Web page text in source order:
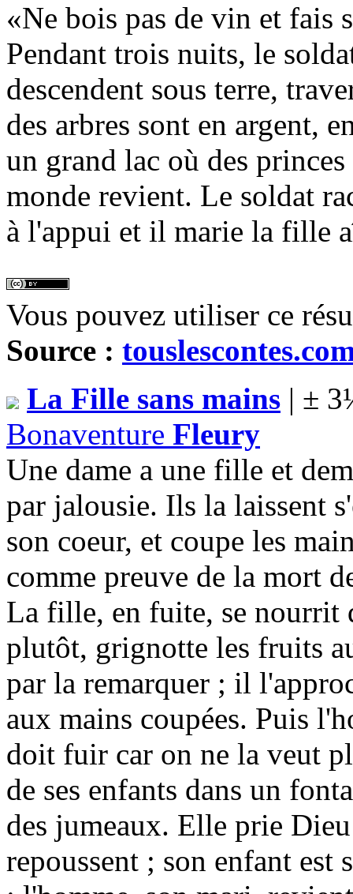
«Ne bois pas de vin et fais
Pendant trois nuits, le
descendent sous terre,
des arbres sont en argent,
un grand lac où des
monde revient. Le soldat
à l'appui et il marie la fille
Vous pouvez utiliser ce
Source :
La Fille sans mains | ±
Bonaventure Fleury
Une dame a une fille et
par jalousie. Ils la laissent
son coeur, et coupe les
comme preuve de la mort
La fille, en fuite, se nourrit
plutôt, grignotte les fruits
par la remarquer ; il
aux mains coupées. Puis
doit fuir car on ne la veut
de ses enfants dans un
des jumeaux. Elle prie
repoussent ; son enfant est